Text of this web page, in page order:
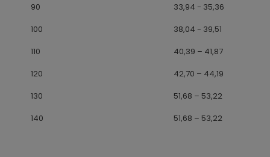
90
33,94 - 35,36
100
38,04 - 39,51
110
40,39 – 41,87
120
42,70 – 44,19
130
51,68 – 53,22
140
51,68 – 53,22